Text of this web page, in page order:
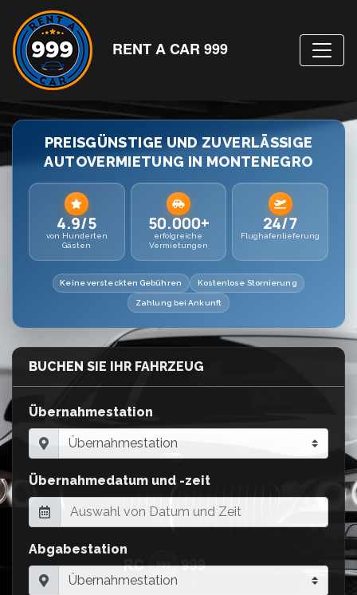
RENT A CAR 999
PREISGÜNSTIGE UND ZUVERLÄSSIGE
AUTOVERMIETUNG IN MONTENEGRO
4.9/5
von Hunderten
Gästen
50.000+
erfolgreiche
Vermietungen
24/7
Flughafenlieferung
Keine versteckten Gebühren Kostenlose Stornierung
Zahlung bei Ankunft
BUCHEN SIE IHR FAHRZEUG
Übernahmestation
Übernahmedatum und -zeit
Abgabestation